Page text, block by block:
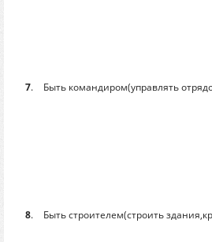
7. Быть командиром(управлять
8. Быть строителем(строить